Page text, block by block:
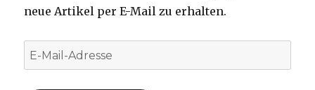
neue Artikel per E-Mail zu erhalten.
E-
Mail-